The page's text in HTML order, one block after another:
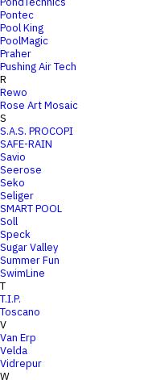
Pontec
Pool King
PoolMagic
Praher
Pushing Air Tech
R
Rewo
Rose Art Mosaic
S
S.A.S. PROCOPI
SAFE-RAIN
Savio
Seerose
Seko
Seliger
SMART POOL
Soll
Speck
Sugar Valley
Summer Fun
SwimLine
T
T.I.P.
Toscano
V
Van Erp
Velda
Vidrepur
W